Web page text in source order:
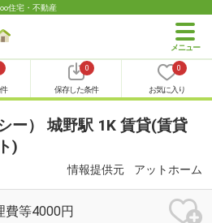
住宅・不動産
0
保存した条件
0
お気に入り
ー） 城野駅 1K 賃貸(賃貸
)
情報提供元 アットホーム
費等4000円